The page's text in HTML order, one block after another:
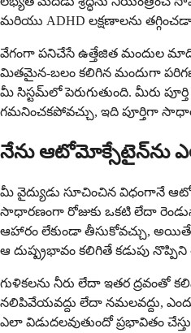
మరియు ADHD లక్షణాలను
వేగంగా పనిచేసే ఉత్తేజిత మందుల
మితమైన-బలం కలిగిన మందుగా
మీ సిస్టమ్‌లో పెరుగుతుంది. మీరు
గమనించకపోవచ్చు, ఇది పూర్తిగా
నేను ఆటోమోక్సేటైన్‌ను
మీ వైద్యుడు సూచించిన విధంగానే
సాధారణంగా రోజుకు ఒకటి లేదా
ఆహారం లేకుండా తీసుకోవచ్చు,
ఆ దుష్ప్రభావం కలిగితే కడుపు నొప్పిని
గుళికలను నీరు లేదా ఇతర ద్రవంతో
నలిపివేయవద్దు లేదా నమలవద్దు,
ఎలా విడుదలవుతుందో ప్రభావితం